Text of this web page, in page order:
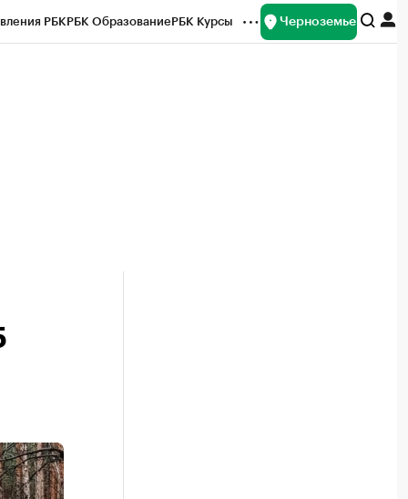
РБКРБК ОбразованиеРБК Курсы Черноземье